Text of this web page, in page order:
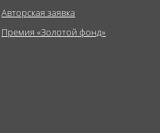
Авторская заявка
Премия «Золотой фонд»